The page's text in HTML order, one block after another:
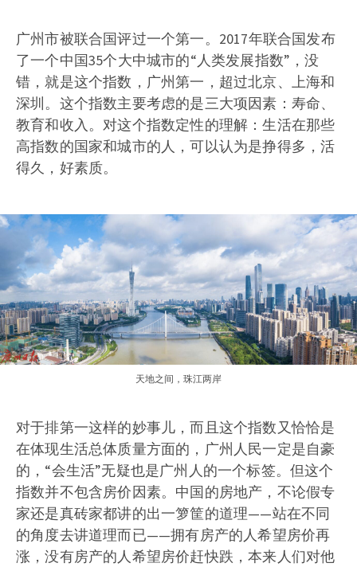
广州市被联合国评过一个第一。2017年联合国发布
了一个中国35个大中城市的“人类发展指数”，没
错，就是这个指数，广州第一，超过北京、上海和
深圳。这个指数主要考虑的是三大项因素：寿命、
教育和收入。对这个指数定性的理解：生活在那些
高指数的国家和城市的人，可以认为是挣得多，活
得久，好素质。
天地之间，珠江两岸
对于排第一这样的妙事儿，而且这个指数又恰恰是
在体现生活总体质量方面的，广州人民一定是自豪
的，“会生活”无疑也是广州人的一个标签。但这个
指数并不包含房价因素。中国的房地产，不论假专
家还是真砖家都讲的出一箩筐的道理——站在不同
的角度去讲道理而已——拥有房产的人希望房价再
涨，没有房产的人希望房价赶快跌，本来人们对他